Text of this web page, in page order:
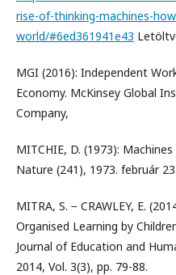
rise-of-thinking-machines-
world/#6ed361941e43
MGI (2016): Independent
Economy. McKinsey Global
Company,
MITCHIE, D. (1973):
Nature (241), 1973. február
MITRA, S. − CRAWLEY, E.
Organised Learning by
Journal of Education and
2014, Vol. 3(3), pp. 79-88.